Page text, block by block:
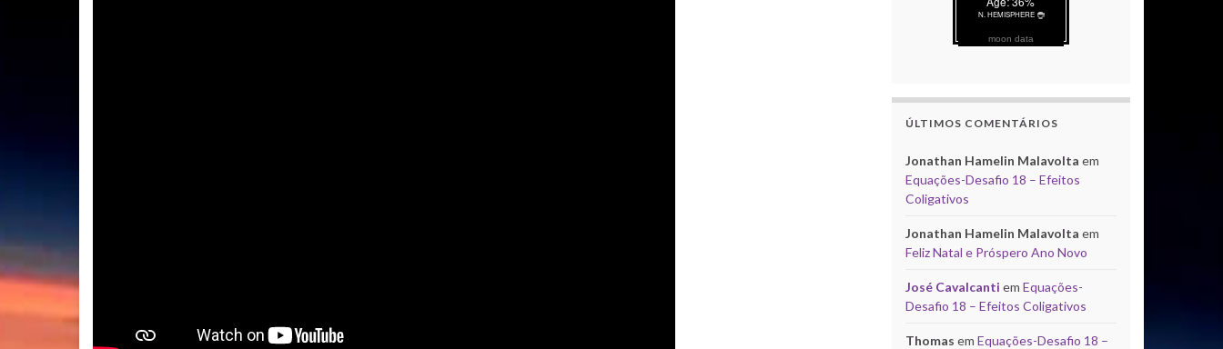
moon data
ÚLTIMOS COMENTÁRIOS
Jonathan Hamelin Malavolta em
Equações-Desafio 18 – Efeitos
Coligativos
Jonathan Hamelin Malavolta em
Feliz Natal e Próspero Ano Novo
José Cavalcanti em Equações-
Desafio 18 – Efeitos Coligativos
Thomas em Equações-Desafio 18 –